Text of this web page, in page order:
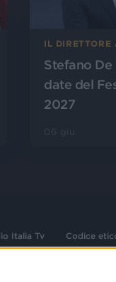
IL DIRETTORE
Stefano De
date del
2027
Italia Tv Codice